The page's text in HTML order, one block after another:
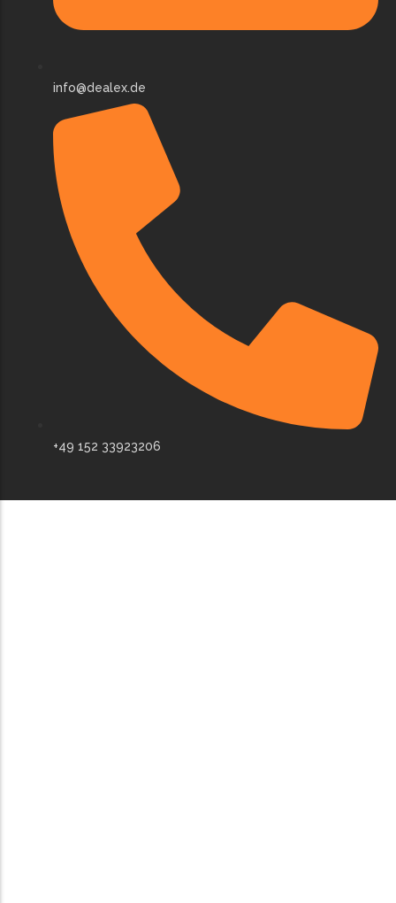
info@dealex.de
+49 152 33923206